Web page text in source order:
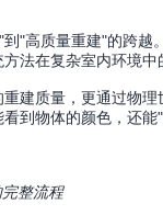
"高质量重建"的跨
法在复杂室内环境中
建质量，更通过物
物体的颜色，还能"
整流程